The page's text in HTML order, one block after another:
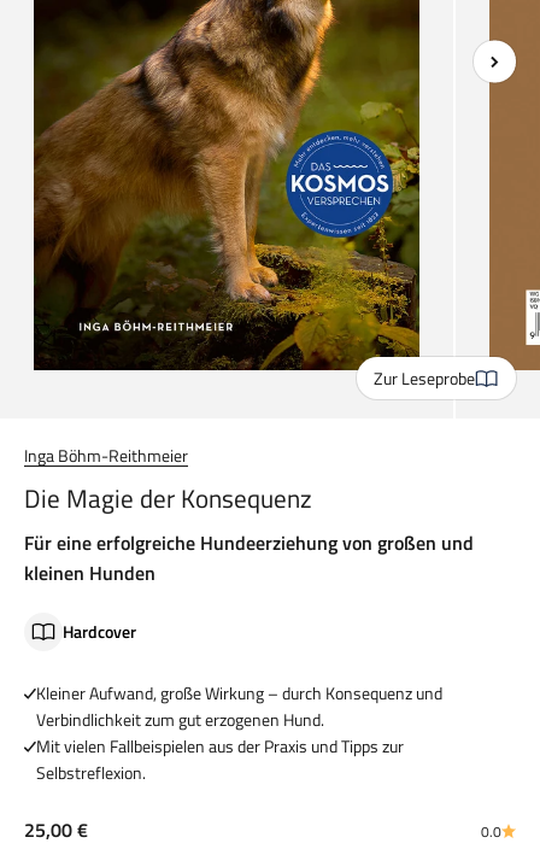
Zur Leseprobe
Inga Böhm-Reithmeier
Die Magie der Konsequenz
Für eine erfolgreiche Hundeerziehung von großen und
kleinen Hunden
Hardcover
Kleiner Aufwand, große Wirkung – durch Konsequenz und
Verbindlichkeit zum gut erzogenen Hund.
Mit vielen Fallbeispielen aus der Praxis und Tipps zur
Selbstreflexion.
Angebot
25,00 € 0.0